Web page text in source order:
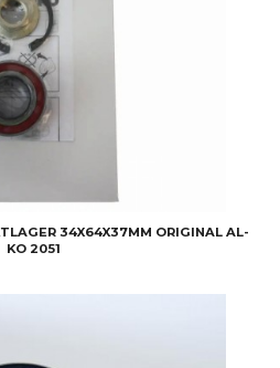
34X64X37MM ORIGINAL AL-
KO 2051